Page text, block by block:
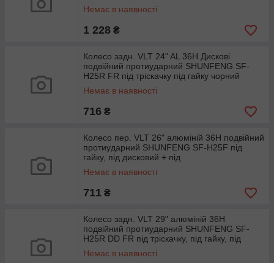
Немає в наявності
1 228 ₴
Колесо задн. VLT 24" AL 36H Дискові
подвійний протиударний SHUNFENG SF-
H25R FR під тріскачку під гайку чорний
Немає в наявності
716 ₴
Колесо пер. VLT 26" алюмiнiй 36H подвійний
протиударний SHUNFENG SF-H25F під
гайку, під дисковий + під
Немає в наявності
711 ₴
Колесо задн. VLT 29" алюмiнiй 36H
подвійний протиударний SHUNFENG SF-
H25R DD FR під тріскачку, під гайку, під
Немає в наявності